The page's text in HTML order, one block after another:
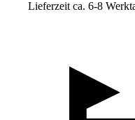
Lieferzeit ca. 6-8